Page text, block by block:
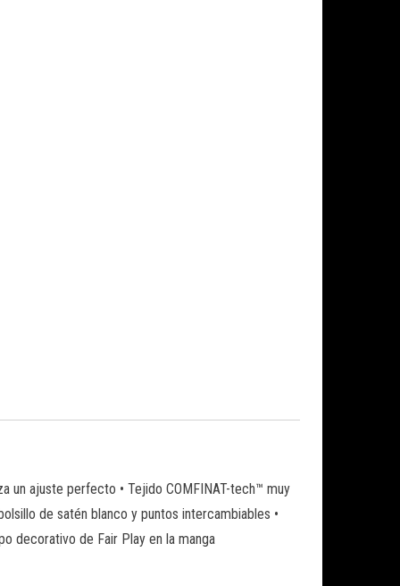
un ajuste perfecto • Tejido COMFINAT-tech™ muy
de satén blanco y puntos intercambiables •
decorativo de Fair Play en la manga